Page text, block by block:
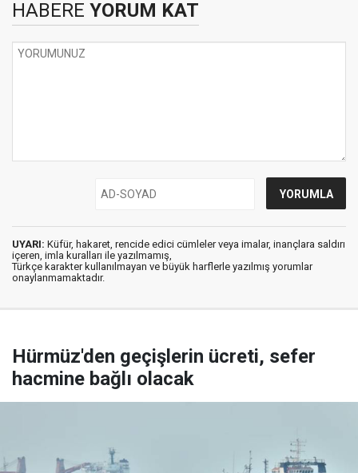
HABERE YORUM KAT
UYARI: Küfür, hakaret, rencide edici cümleler veya imalar, inançlara saldırı
içeren, imla kuralları ile yazılmamış,
Türkçe karakter kullanılmayan ve büyük harflerle yazılmış yorumlar
onaylanmamaktadır.
Hürmüz'den geçişlerin ücreti, sefer
hacmine bağlı olacak